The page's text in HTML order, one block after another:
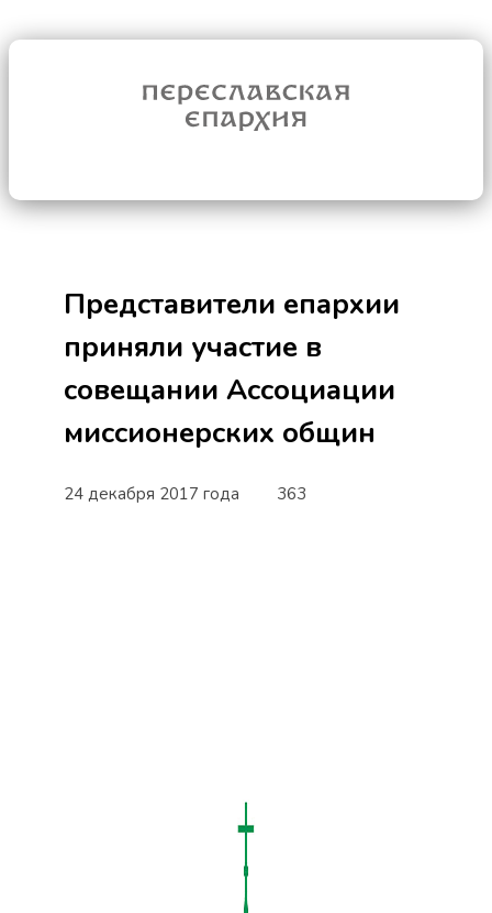
Представители епархии
приняли участие в
совещании Ассоциации
миссионерских общин
24 декабря 2017 года 363